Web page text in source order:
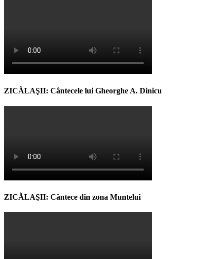
ZICĂLAŞII: Cântecele lui Gheorghe A. Dinicu
ZICĂLAŞII: Cântece din zona Muntelui